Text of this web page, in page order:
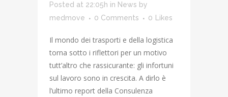
Posted at 22:05h in News by
medmove
0 Comments 0 Likes
Il mondo dei trasporti e della logistica
torna sotto i riflettori per un motivo
tutt’altro che rassicurante: gli infortuni
sul lavoro sono in crescita. A dirlo è
l’ultimo report della Consulenza